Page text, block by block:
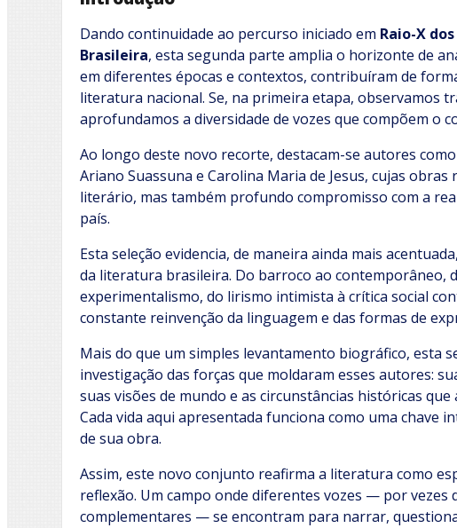
Dando continuidade ao percurso iniciado em Raio-X
Brasileira, esta segunda parte amplia o horizonte de
em diferentes épocas e contextos, contribuíram de
literatura nacional. Se, na primeira etapa, observamos
aprofundamos a diversidade de vozes que compõem o
Ao longo deste novo recorte, destacam-se autores
Ariano Suassuna e Carolina Maria de Jesus, cujas
literário, mas também profundo compromisso com a
país.
Esta seleção evidencia, de maneira ainda mais
da literatura brasileira. Do barroco ao contemporâneo,
experimentalismo, do lirismo intimista à crítica social
constante reinvenção da linguagem e das formas de
Mais do que um simples levantamento biográfico, esta
investigação das forças que moldaram esses autores:
suas visões de mundo e as circunstâncias históricas
Cada vida aqui apresentada funciona como uma chave
de sua obra.
Assim, este novo conjunto reafirma a literatura como
reflexão. Um campo onde diferentes vozes — por vezes
complementares — se encontram para narrar,